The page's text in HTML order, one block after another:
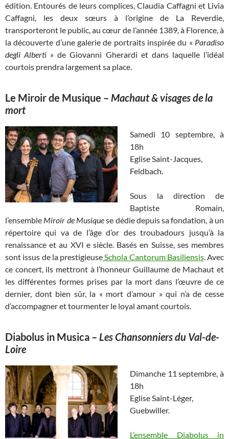
édition. Entourés de leurs complices, Claudia Caffagni et Livia
Caffagni, les deux sœurs à l’origine de La Reverdie,
transporteront le public, au cœur de l’année 1389, à Florence, à
la découverte d’une galerie de portraits inspirée du « Paradiso
degli Alberti » de Giovanni Gherardi et dans laquelle l’idéal
courtois prendra largement sa place.
Le Miroir de Musique – Machaut & visages de la
mort
Samedi 10 septembre, à
18h
Eglise Saint-Jacques,
Feldbach.
Sous la direction de
Baptiste Romain,
l’ensemble Miroir de Musiquese dédie depuis sa fondation, à un
répertoire qui va de l’âge d’or des troubadours jusqu’à la
renaissance et au XVI e siècle. Basés en Suisse, ses membres
sont issus de la prestigieuseSchola Cantorum Basiliensis. Avec
ce concert, ils mettront à l’honneur Guillaume de Machaut et
les différentes formes prises par la mort dans l’œuvre de ce
dernier, dont bien sûr, la « mort d’amour » qui n’a de cesse
d’accompagner et tourmenter le loyal amant courtois.
Diabolus in Musica – Les Chansonniers du Val-de-
Loire
Dimanche 11 septembre, à
18h
Eglise Saint-Léger,
Guebwiller.
L’ensemble Diabolus in